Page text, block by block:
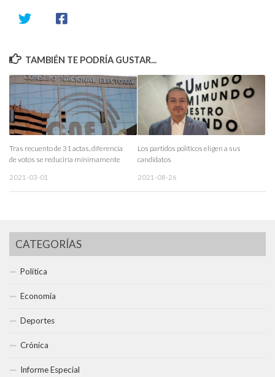
TAMBIÉN TE PODRÍA GUSTAR...
Tras recuento de 31 actas, diferencia
de votos se reduciría mínimamente
2021-03-01
Los partidos políticos eligen a sus
candidatos
2021-08-26
CATEGORÍAS
Política
Economía
Deportes
Crónica
Informe Especial